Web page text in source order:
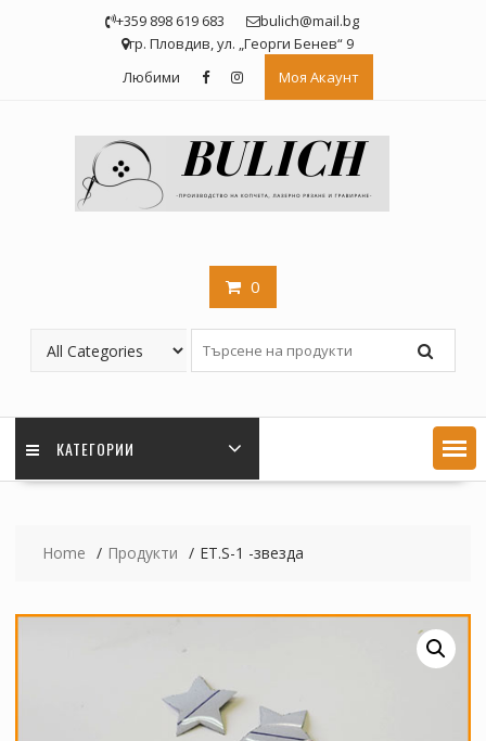
+359 898 619 683
bulich@mail.bg
гр. Пловдив, ул. „Георги Бенев“ 9
Любими
Моя Акаунт
0
КАТЕГОРИИ
Home Продукти ЕТ.S-1 -звезда